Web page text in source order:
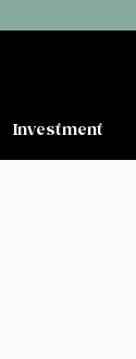
Investment